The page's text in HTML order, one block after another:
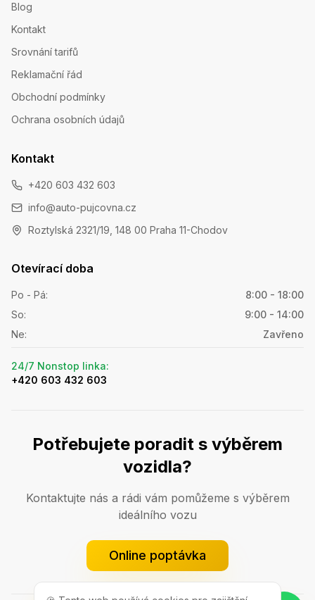
Blog
Kontakt
Srovnání tarifů
Reklamační řád
Obchodní podmínky
Ochrana osobních údajů
Kontakt
+420 603 432 603
info@auto-pujcovna.cz
Roztylská 2321/19, 148 00 Praha 11-Chodov
Otevírací doba
Po - Pá:
8:00 - 18:00
So:
9:00 - 14:00
Ne: Zavřeno
24/7 Nonstop linka:
+420 603 432 603
Potřebujete poradit s výběrem
vozidla?
Kontaktujte nás a rádi vám pomůžeme s výběrem
ideálního vozu
Online poptávka